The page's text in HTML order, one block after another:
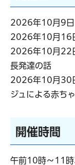
2026年10月9日
2026年10月16
2026年10月22
長発達の話
2026年10月30
ジュによる赤ち
開催時間
午前10時～11